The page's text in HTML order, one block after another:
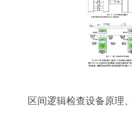
区间逻辑检查设备原理